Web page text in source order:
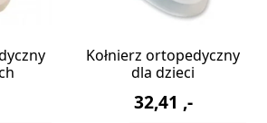
Kołnierz ortopedyczny
dla dzieci
32,41 ,-